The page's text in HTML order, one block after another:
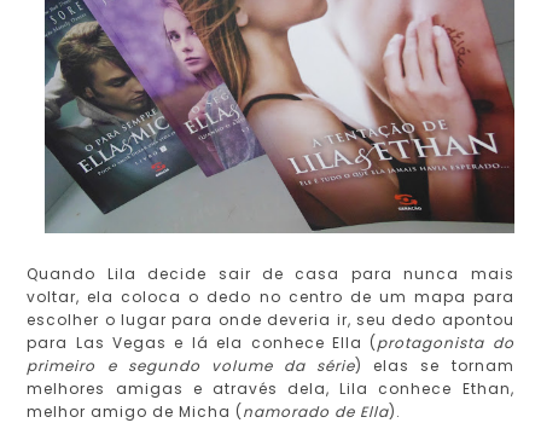
Quando Lila decide sair de casa para nunca mais
voltar, ela coloca o dedo no centro de um mapa para
escolher o lugar para onde deveria ir, seu dedo apontou
para Las Vegas e lá ela conhece Ella (protagonista do
primeiro e segundo volume da série) elas se tornam
melhores amigas e através dela, Lila conhece Ethan,
melhor amigo de Micha (namorado de Ella).